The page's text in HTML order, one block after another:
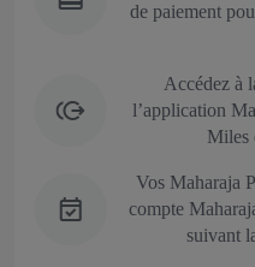
de paiement
Accédez à
l’application
Miles
Vos Maharaja
compte
suivant